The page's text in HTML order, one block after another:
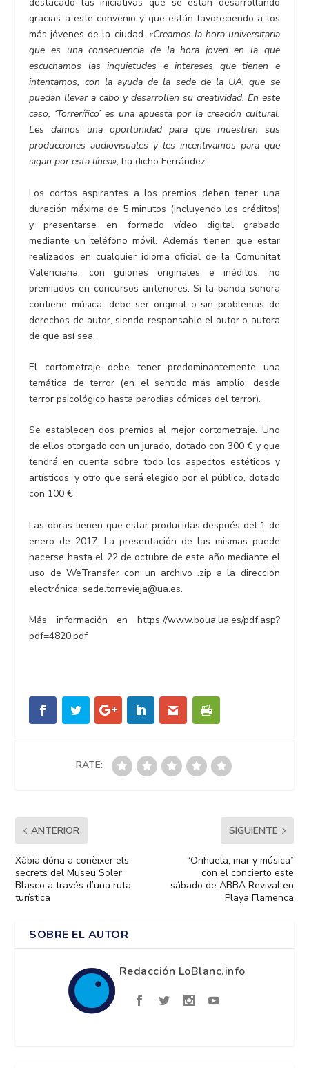
gracias a este convenio y que están favoreciendo a los
más jóvenes de la ciudad. «Creamos la hora universitaria
que es una consecuencia de la hora joven en la que
escuchamos las inquietudes e intereses que tienen e
intentamos, con la ayuda de la sede de la UA, que se
puedan llevar a cabo y desarrollen su creatividad. En este
caso, ‘Torrerífico’ es una apuesta por la creación cultural.
Les damos una oportunidad para que muestren sus
producciones audiovisuales y les incentivamos para que
sigan por esta línea», ha dicho Ferrández.
Los cortos aspirantes a los premios deben tener una
duración máxima de 5 minutos (incluyendo los créditos)
y presentarse en formado vídeo digital grabado
mediante un teléfono móvil. Además tienen que estar
realizados en cualquier idioma oficial de la Comunitat
Valenciana, con guiones originales e inéditos, no
premiados en concursos anteriores. Si la banda sonora
contiene música, debe ser original o sin problemas de
derechos de autor, siendo responsable el autor o autora
de que así sea.
El cortometraje debe tener predominantemente una
temática de terror (en el sentido más amplio: desde
terror psicológico hasta parodias cómicas del terror).
Se establecen dos premios al mejor cortometraje. Uno
de ellos otorgado con un jurado, dotado con 300 € y que
tendrá en cuenta sobre todo los aspectos estéticos y
artísticos, y otro que será elegido por el público, dotado
con 100 € .
Las obras tienen que estar producidas después del 1 de
enero de 2017. La presentación de las mismas puede
hacerse hasta el 22 de octubre de este año mediante el
uso de WeTransfer con un archivo .zip a la dirección
electrónica: sede.torrevieja@ua.es.
Más información en https://www.boua.ua.es/pdf.asp?
pdf=4820.pdf
RATE:
ANTERIOR
Xàbia dóna a conèixer els
secrets del Museu Soler
Blasco a través d’una ruta
turística
SIGUIENTE
“Orihuela, mar y música”
con el concierto este
sábado de ABBA Revival en
Playa Flamenca
SOBRE EL AUTOR
Redacción LoBlanc.info